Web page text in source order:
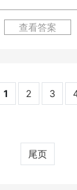
查看答案
1 2 3
尾页